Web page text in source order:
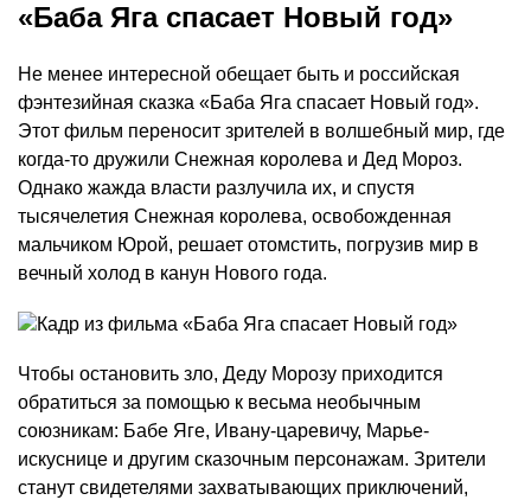
«Баба Яга спасает Новый год»
Не менее интересной обещает быть и российская
фэнтезийная сказка «Баба Яга спасает Новый год».
Этот фильм переносит зрителей в волшебный мир, где
когда-то дружили Снежная королева и Дед Мороз.
Однако жажда власти разлучила их, и спустя
тысячелетия Снежная королева, освобожденная
мальчиком Юрой, решает отомстить, погрузив мир в
вечный холод в канун Нового года.
Чтобы остановить зло, Деду Морозу приходится
обратиться за помощью к весьма необычным
союзникам: Бабе Яге, Ивану-царевичу, Марье-
искуснице и другим сказочным персонажам. Зрители
станут свидетелями захватывающих приключений,